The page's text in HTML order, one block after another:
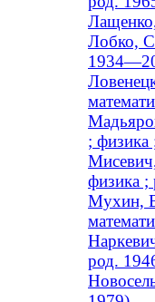
Лобко,
; физика
физика ;
Мухин,
род.